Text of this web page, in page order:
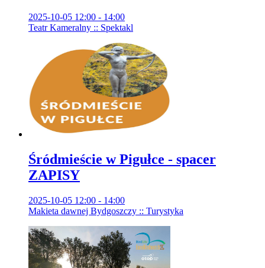
2025-10-05 12:00 - 14:00
Teatr Kameralny :: Spektakl
Śródmieście w Pigułce - spacer
ZAPISY
2025-10-05 12:00 - 14:00
Makieta dawnej Bydgoszczy :: Turystyka